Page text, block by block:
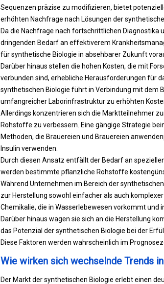
Sequenzen präzise zu modifizieren, bietet
erhöhten Nachfrage nach Lösungen der
Da die Nachfrage nach fortschrittlichen
dringenden Bedarf an effektiverem
für synthetische Biologie in absehbarer Zukunft
Darüber hinaus stellen die hohen Kosten, die mit
verbunden sind, erhebliche Herausforderungen für
synthetischen Biologie führt in Verbindung mit dem
umfangreicher Laborinfrastruktur zu erhöhten
Allerdings konzentrieren sich die Marktteilnehmer
Rohstoffe zu verbessern. Eine gängige Strategie
Methoden, die Brauereien und Brauereien anwenden
Insulin verwenden.
Durch diesen Ansatz entfällt der Bedarf an
werden bestimmte pflanzliche Rohstoffe
Während Unternehmen im Bereich der
zur Herstellung sowohl einfacher als auch
Chemikalie, die in Wasserlebewesen vorkommt und
Darüber hinaus wagen sie sich an die Herstellung
das Potenzial der synthetischen Biologie bei der
Diese Faktoren werden wahrscheinlich im
Wie wirken sich wechselnde Trends
Der Markt der synthetischen Biologie erlebt einen